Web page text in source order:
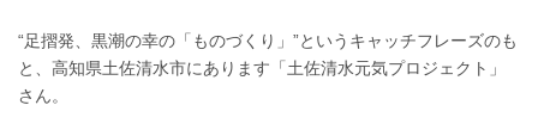
“足摺発、黒潮の幸の「ものづくり」”というキャッチフレーズのも
と、高知県土佐清水市にあります「土佐清水元気プロジェクト」
さん。